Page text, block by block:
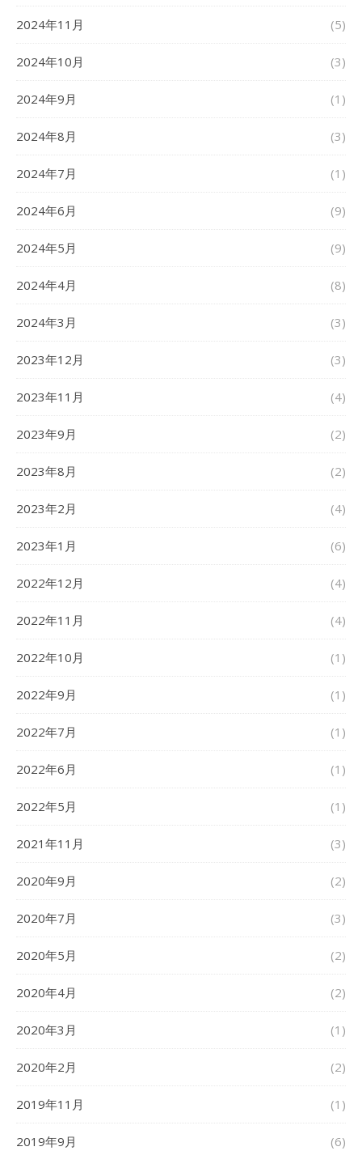
2024年11月 (5)
2024年10月 (3)
2024年9月 (1)
2024年8月 (3)
2024年7月 (1)
2024年6月 (9)
2024年5月 (9)
2024年4月 (8)
2024年3月 (3)
2023年12月 (3)
2023年11月 (4)
2023年9月 (2)
2023年8月 (2)
2023年2月 (4)
2023年1月 (6)
2022年12月 (4)
2022年11月 (4)
2022年10月 (1)
2022年9月 (1)
2022年7月 (1)
2022年6月 (1)
2022年5月 (1)
2021年11月 (3)
2020年9月 (2)
2020年7月 (3)
2020年5月 (2)
2020年4月 (2)
2020年3月 (1)
2020年2月 (2)
2019年11月 (1)
2019年9月 (6)